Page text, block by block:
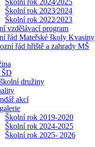
Školní rok 2024⁄2025
Školní rok 2023⁄2024
Školní rok 2022⁄2023
vzdělávací program
řád Mateřské školy Kvasiny
řád hřiště a zahrady MŠ
ŠD
družiny
akcí
Školní rok 2019-2020
Školní rok 2024-2025
Školní rok 2025- 2026